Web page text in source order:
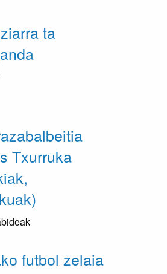
ta
Txurruka
futbol zelaia